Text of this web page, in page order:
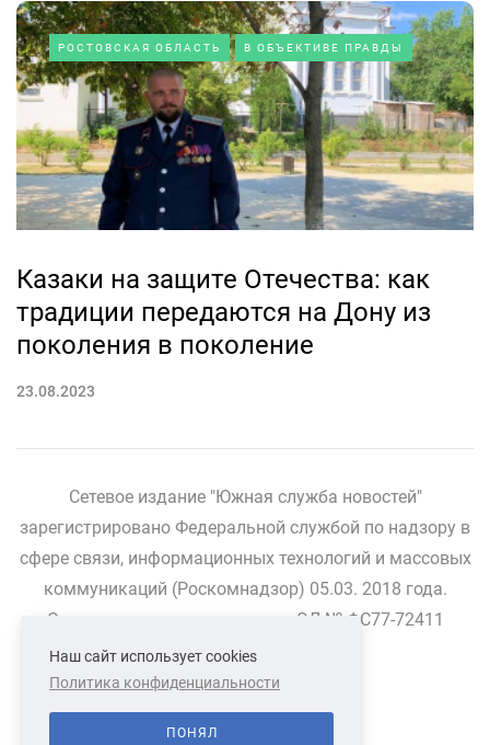
РОСТОВСКАЯ ОБЛАСТЬ В ОБЪЕКТИВЕ ПРАВДЫ
Казаки на защите Отечества: как
традиции передаются на Дону из
поколения в поколение
23.08.2023
Сетевое издание "Южная служба новостей"
зарегистрировано Федеральной службой по надзору в
сфере связи, информационных технологий и массовых
коммуникаций (Роскомнадзор) 05.03. 2018 года.
Свидетельство о регистрации ЭЛ № ФС77-72411
СВЯЗАТЬСЯ С НАМИ
Наш сайт использует cookies
Политика конфиденциальности
ПОНЯЛ